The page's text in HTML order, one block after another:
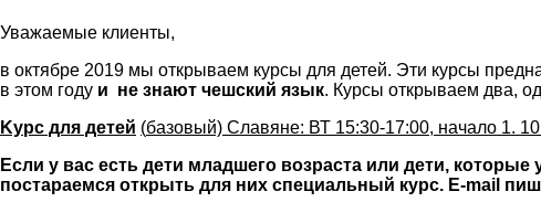
Уважаемые клиенты,
в октябре 2019 мы открываем курсы для детей. Эти курсы
в этом году и не знают чешский язык. Курсы открываем два,
Kурс для детей (базовый) Славяне: ВТ 15:30-17:00, начало 1.
Если у вас есть дети младшего возраста или дети,
постараемся открыть для них специальный курс. E-mail